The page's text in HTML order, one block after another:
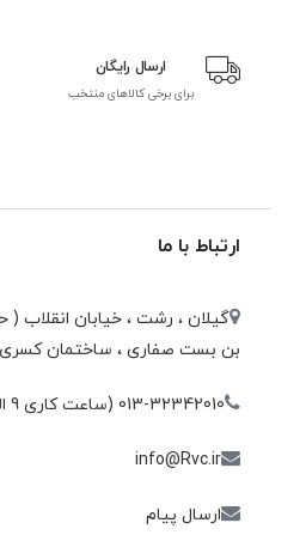
ارسال رایگان
برای برخی کالاهای منتخب
ارتباط با ما
گیلان ، رشت ، خيابان انقلاب (
بن بست صفاری ، ساختمان
013-32342010 (ساعت کاری 9 الی 20:30)
info@Rvc.ir
ارسال پیام